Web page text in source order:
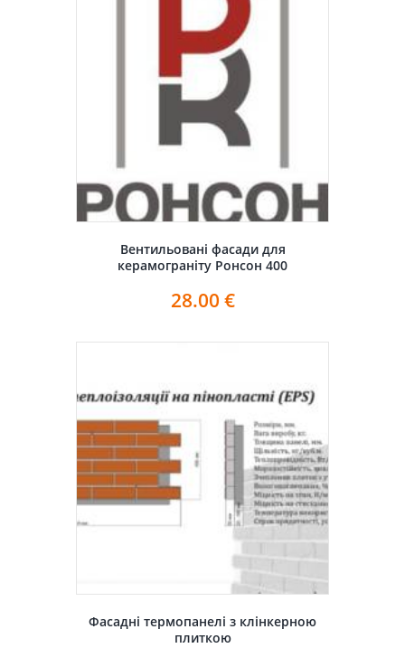
Вентильовані фасади для
керамограніту Ронсон 400
28.00 €
Фасадні термопанелі з клінкерною
плиткою